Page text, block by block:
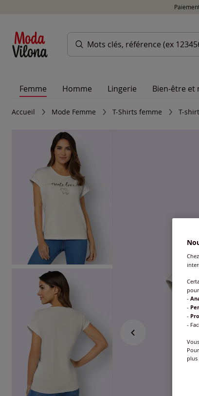
Femme Homme Lingerie Bien-être et
Accueil Mode Femme T-Shirts femme T-
-
-
-
-